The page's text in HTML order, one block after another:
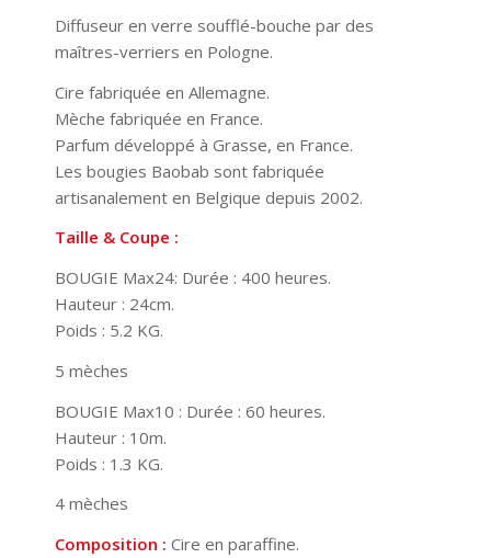
Diffuseur en verre soufflé-bouche par des
maîtres-verriers en Pologne.
Cire fabriquée en Allemagne.
Mèche fabriquée en France.
Parfum développé à Grasse, en France.
Les bougies Baobab sont fabriquée
artisanalement en Belgique depuis 2002.
Taille & Coupe :
BOUGIE Max24: Durée : 400 heures.
Hauteur : 24cm.
Poids : 5.2 KG.
5 mèches
BOUGIE Max10 : Durée : 60 heures.
Hauteur : 10m.
Poids : 1.3 KG.
4 mèches
Composition : Cire en paraffine.